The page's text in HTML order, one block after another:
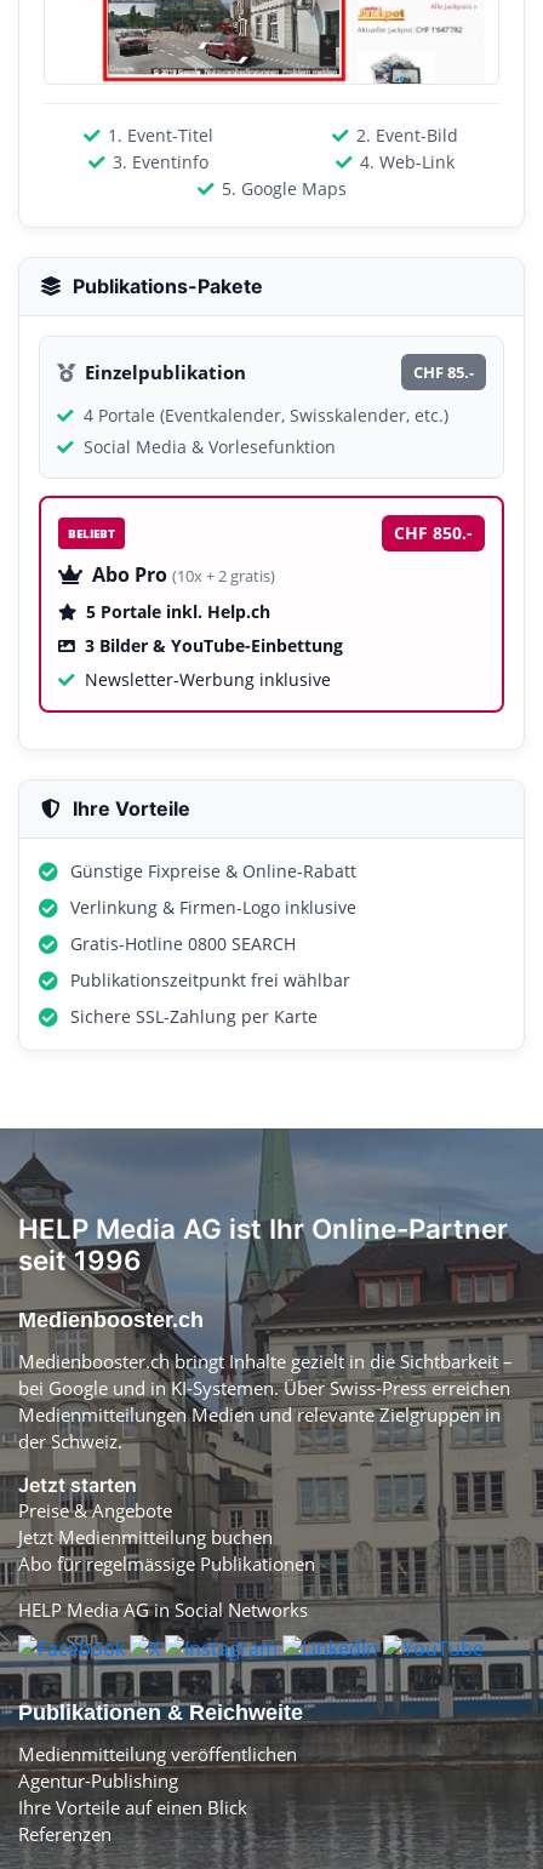
1. Event-Titel
2. Event-Bild
3. Eventinfo
4. Web-Link
5. Google Maps
Publikations-Pakete
Einzelpublikation CHF 85.-
4 Portale (Eventkalender, Swisskalender, etc.)
Social Media & Vorlesefunktion
BELIEBT CHF 850.-
Abo Pro (10x + 2 gratis)
5 Portale inkl. Help.ch
3 Bilder & YouTube-Einbettung
Newsletter-Werbung inklusive
Ihre Vorteile
Günstige Fixpreise & Online-Rabatt
Verlinkung & Firmen-Logo inklusive
Gratis-Hotline 0800 SEARCH
Publikationszeitpunkt frei wählbar
Sichere SSL-Zahlung per Karte
HELP Media AG ist Ihr Online-Partner
seit 1996
Medienbooster.ch
Medienbooster.ch bringt Inhalte gezielt in die Sichtbarkeit –
bei Google und in KI-Systemen. Über Swiss-Press erreichen
Medienmitteilungen Medien und relevante Zielgruppen in
der Schweiz.
Jetzt starten
Preise & Angebote
Jetzt Medienmitteilung buchen
Abo für regelmässige Publikationen
HELP Media AG in Social Networks
Publikationen & Reichweite
Medienmitteilung veröffentlichen
Agentur-Publishing
Ihre Vorteile auf einen Blick
Referenzen